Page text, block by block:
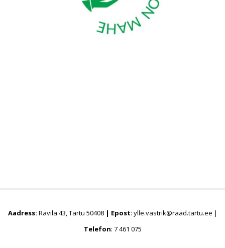
Aadress: Ravila 43, Tartu 50408| Epost: ylle.vastrik@raad.tartu.ee |
Telefon: 7 461 075